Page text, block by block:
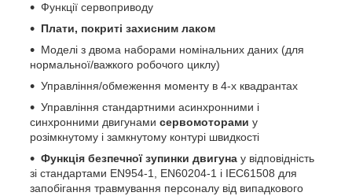
Функції сервоприводу
Плати, покриті захисним лаком
Моделі з двома наборами номінальних даних (для
нормальної/важкого робочого циклу)
Управління/обмеження моменту в 4-х квадрантах
Управління стандартними асинхронними і
синхронними двигунами сервомоторами у
розімкнутому і замкнутому контурі швидкості
Функція безпечної зупинки двигуна у відповідність
зі стандартами EN954-1, EN60204-1 і IEC61508 для
запобігання травмування персоналу від випадкового